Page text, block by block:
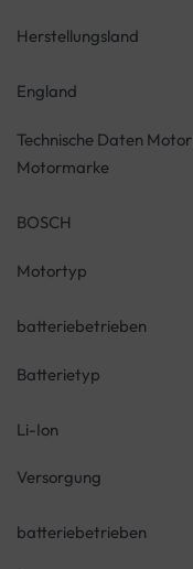
Herstellungsland
England
Technische Daten Motor
Motormarke
BOSCH
Motortyp
batteriebetrieben
Batterietyp
Li-Ion
Versorgung
batteriebetrieben